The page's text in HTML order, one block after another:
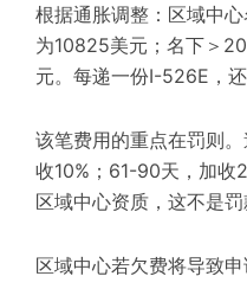
根据通胀调整：区域中
为10825美元；名下＞
元。每递一份I-526E，
该笔费用的重点在罚则
收10%；61-90天，加
区域中心资质，这不是
区域中心若欠费将导致申